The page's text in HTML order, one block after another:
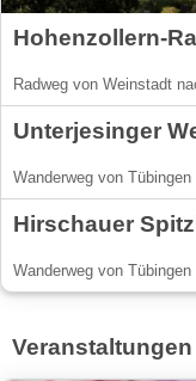
Hohenzollern-
Radweg von Weinstadt
Unterjesinger
Wanderweg von
Hirschauer
Wanderweg von